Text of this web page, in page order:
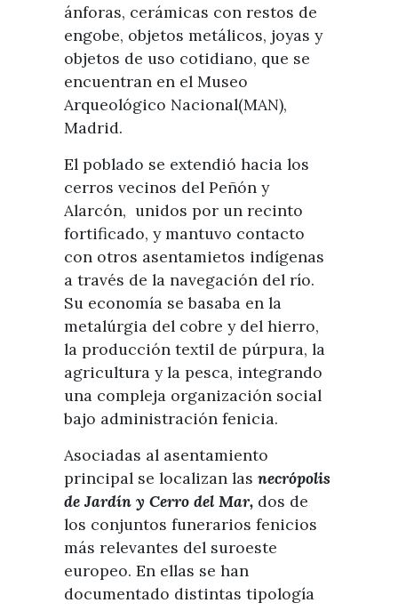
ánforas, cerámicas con restos de
engobe, objetos metálicos, joyas y
objetos de uso cotidiano, que se
encuentran en el Museo
Arqueológico Nacional(MAN),
Madrid.
El poblado se extendió hacia los
cerros vecinos del Peñón y
Alarcón, unidos por un recinto
fortificado, y mantuvo contacto
con otros asentamietos indígenas
a través de la navegación del río.
Su economía se basaba en la
metalúrgia del cobre y del hierro,
la producción textil de púrpura, la
agricultura y la pesca, integrando
una compleja organización social
bajo administración fenicia.
Asociadas al asentamiento
principal se localizan las necrópolis
de Jardín y Cerro del Mar, dos de
los conjuntos funerarios fenicios
más relevantes del suroeste
europeo. En ellas se han
documentado distintas tipología